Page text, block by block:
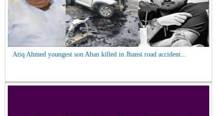
Atiq Ahmed youngest son Aban killed in Jhansi road accident...